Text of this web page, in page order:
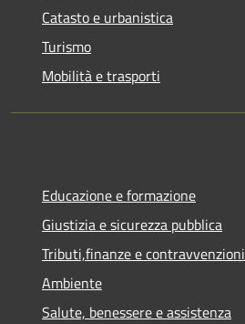
Catasto e urbanistica
Turismo
Mobilità e trasporti
Educazione e formazione
Giustizia e sicurezza pubblica
Tributi,finanze e contravvenzioni
Ambiente
Salute, benessere e assistenza